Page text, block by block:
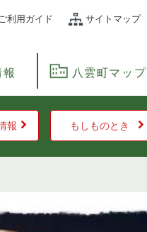
ご利用ガイド サイトマップ
八雲町マップ
報 もしものとき